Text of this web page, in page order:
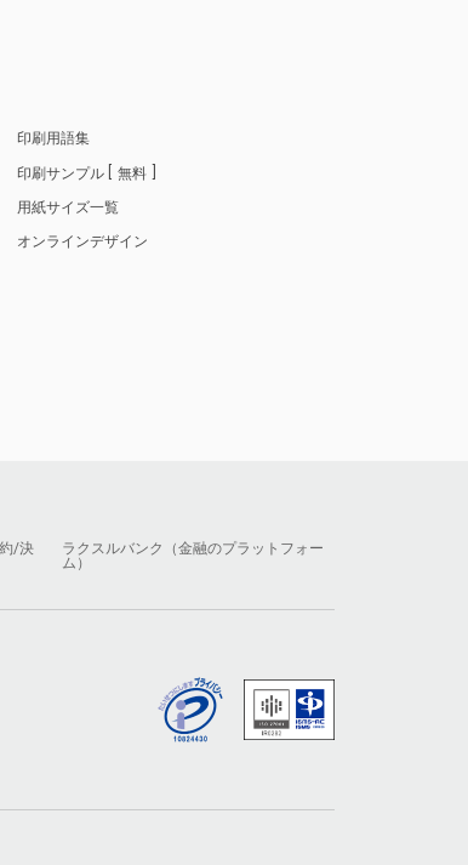
印刷用語集
印刷サンプル
無料
用紙サイズ一覧
オンラインデザイン
/決
ラクスルバンク（金融のプラットフォー
ム）